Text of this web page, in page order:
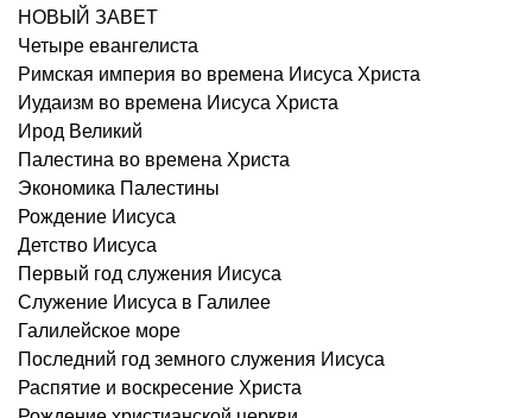
НОВЫЙ ЗАВЕТ
Четыре евангелиста
Римская империя во времена Иисуса Христа
Иудаизм во времена Иисуса Христа
Ирод Великий
Палестина во времена Христа
Экономика Палестины
Рождение Иисуса
Детство Иисуса
Первый год служения Иисуса
Служение Иисуса в Галилее
Галилейское море
Последний год земного служения Иисуса
Распятие и воскресение Христа